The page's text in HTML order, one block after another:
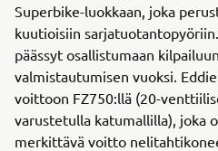
Superbike-luokkaan, joka
kuutioisiin
päässyt osallistumaan
valmistautumisen vuoksi.
voittoon FZ750:llä (20-
varustetulla katumallilla), joka
merkittävä voitto